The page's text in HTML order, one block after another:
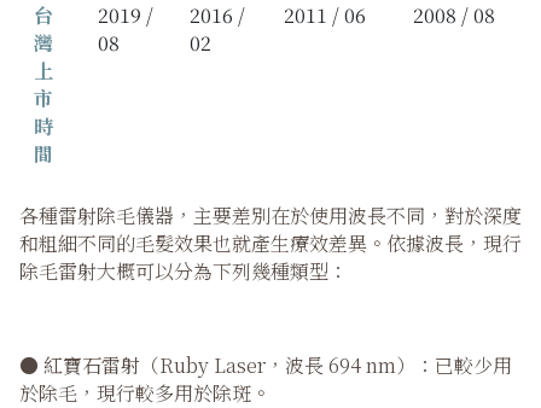
台
灣
上
市
時
間
2019 /
08
2016 /
02
2011 / 06 2008 / 08
各種雷射除毛儀器，主要差別在於使用波長不同，對於深度
和粗細不同的毛髮效果也就產生療效差異。依據波長，現行
除毛雷射大概可以分為下列幾種類型：
● 紅寶石雷射 （Ruby Laser，波長 694 nm）：已較少用
於除毛，現行較多用於除斑。